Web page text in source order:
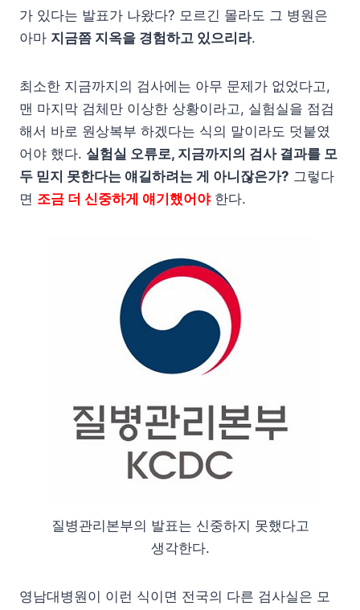
가 있다는 발표가 나왔다? 모르긴 몰라도 그 병원은
아마 지금쯤 지옥을 경험하고 있으리라.
최소한 지금까지의 검사에는 아무 문제가 없었다고,
맨 마지막 검체만 이상한 상황이라고, 실험실을 점검
해서 바로 원상복부 하겠다는 식의 말이라도 덧붙였
어야 했다. 실험실 오류로, 지금까지의 검사 결과를 모
두 믿지 못한다는 얘길하려는 게 아니잖은가? 그렇다
면 조금 더 신중하게 얘기했어야한다.
질병관리본부의 발표는 신중하지 못했다고
생각한다.
영남대병원이 이런 식이면 전국의 다른 검사실은 모